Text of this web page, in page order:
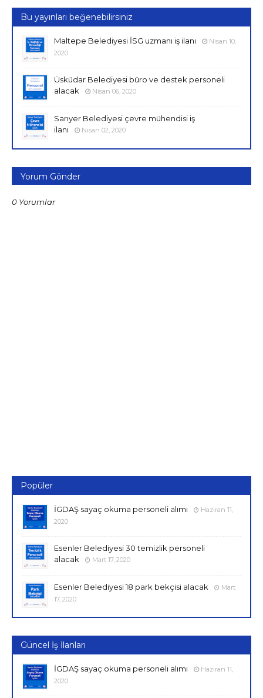
Bu yayınları beğenebilirsiniz
Maltepe Belediyesi İSG uzmanı iş ilanı
Nisan 10,
2020
Üsküdar Belediyesi büro ve destek personeli
alacak
Nisan 06, 2020
Sarıyer Belediyesi çevre mühendisi iş
ilanı
Nisan 02, 2020
Yorum Gönder
0 Yorumlar
Popüler
İGDAŞ sayaç okuma personeli alımı
Haziran 11,
2020
Esenler Belediyesi 30 temizlik personeli
alacak
Mart 17, 2020
Esenler Belediyesi 18 park bekçisi alacak
Mart
17, 2020
Güncel İş İlanları
İGDAŞ sayaç okuma personeli alımı
Haziran 11,
2020